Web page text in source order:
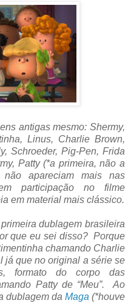
antigas mesmo: Shermy,
Linus, Charlie Brown,
Schroeder, Pig-Pen, Frida
Patty (*a primeira, não a
apareciam mais nas
participação no filme
em material mais clássico.
dublagem brasileira
que eu sei disso? Porque
chamando Charlie
já que no original a série se
formato do corpo das
Patty de “Meu”. Ao
dublagem da Maga (*houve